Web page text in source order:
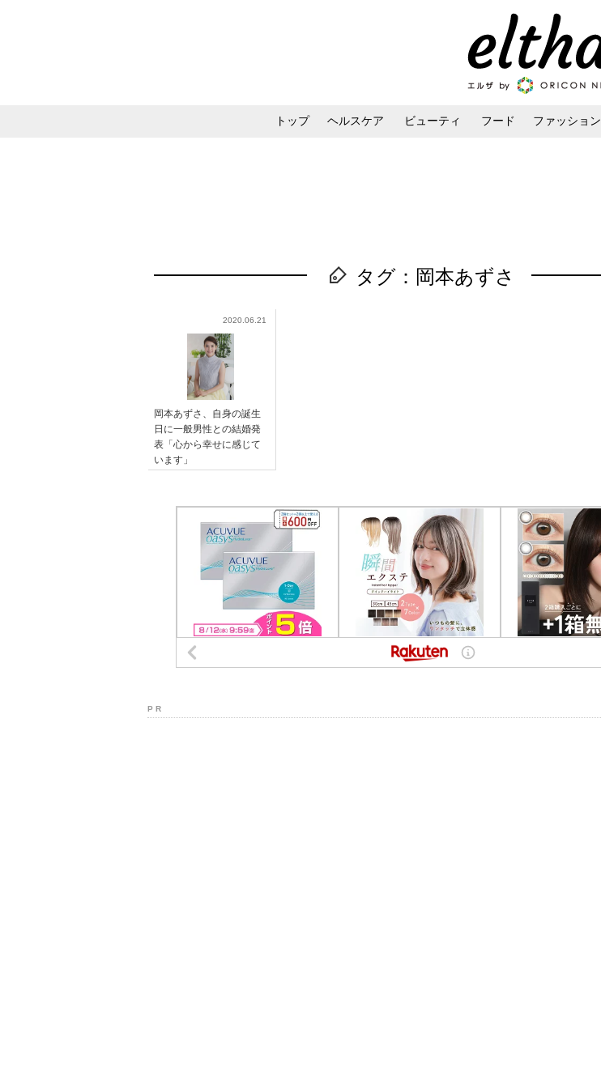
トップ ヘルスケア ビューティ フード ファッション
タグ：岡本あずさ
2020.06.21
岡本あずさ、自身の誕生
日に一般男性との結婚発
表「心から幸せに感じて
います」
P R